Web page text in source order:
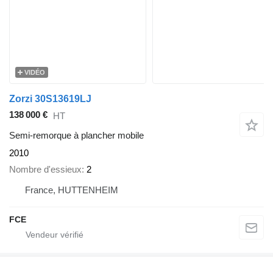
VIDÉO
Zorzi 30S13619LJ
138 000 € HT
Semi-remorque à plancher mobile
2010
Nombre d'essieux 2
France, HUTTENHEIM
FCE